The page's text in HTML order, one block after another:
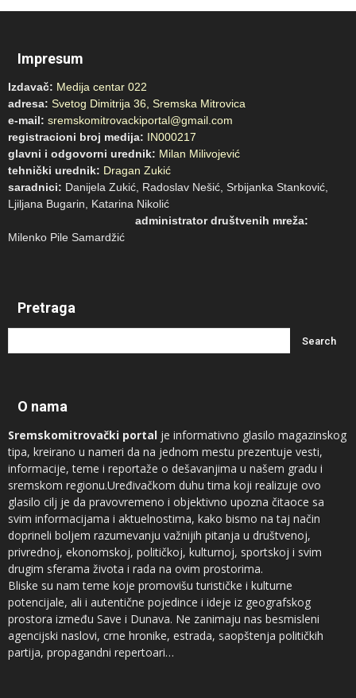
Impresum
Izdavač: Medija centar 022
adresa: Svetog Dimitrija 36, Sremska Mitrovica
e-mail: sremskomitrovackiportal@gmail.com
registracioni broj medija: IN000217
glavni i odgovorni urednik: Milan Milivojević
tehnički urednik: Dragan Zukić
saradnici: Danijela Zukić, Radoslav Nešić, Srbijanka Stanković,
Ljiljana Bugarin, Katarina Nikolić
administrator društvenih mreža:
Milenko Pile Samardžić
Pretraga
O nama
Sremskomitrovački portal je informativno glasilo magazinskog
tipa, kreirano u nameri da na jednom mestu prezentuje vesti,
informacije, teme i reportaže o dešavanjima u našem gradu i
sremskom regionu.Uređivačkom duhu tima koji realizuje ovo
glasilo cilj je da pravovremeno i objektivno upozna čitaoce sa
svim informacijama i aktuelnostima, kako bismo na taj način
doprineli boljem razumevanju važnijih pitanja u društvenoj,
privrednoj, ekonomskoj, političkoj, kulturnoj, sportskoj i svim
drugim sferama života i rada na ovim prostorima.
Bliske su nam teme koje promovišu turističke i kulturne
potencijale, ali i autentične pojedince i ideje iz geografskog
prostora između Save i Dunava. Ne zanimaju nas besmisleni
agencijski naslovi, crne hronike, estrada, saopštenja političkih
partija, propagandni repertoari…